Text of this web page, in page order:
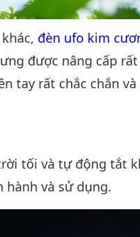
đèn ufo kim
được nâng cấp
tay rất chắc chắn và
tối và tự động tắt
hành và sử dụng.